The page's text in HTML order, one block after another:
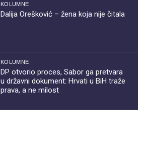
KOLUMNE
Dalija Orešković – žena koja nije čitala
KOLUMNE
DP otvorio proces, Sabor ga pretvara
u državni dokument: Hrvati u BiH traže
prava, a ne milost